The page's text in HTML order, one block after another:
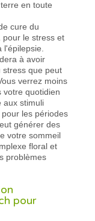
en toute
cure du
pour le stress et
à avoir
stress que peut
verrez moins
votre quotidien
aux stimuli
les périodes
générer des
votre sommeil
floral et
problèmes
pour